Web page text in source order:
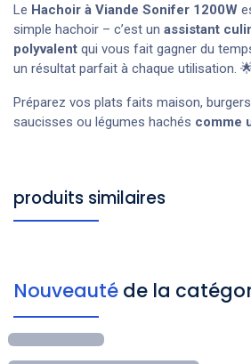
Le Hachoir à Viande Sonifer 1200W
simple hachoir – c’est un assistant
polyvalent qui vous fait gagner du
un résultat parfait à chaque utilisation.
Préparez vos plats faits maison,
saucisses ou légumes hachés comme
produits similaires
Nouveauté de la